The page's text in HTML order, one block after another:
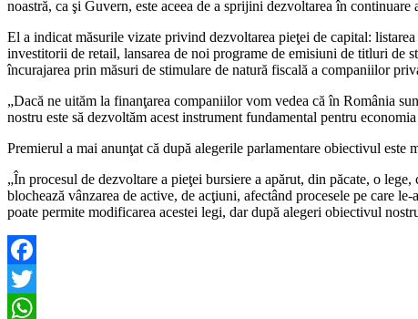
noastră, ca şi Guvern, este aceea de a sprijini dezvoltarea în
El a indicat măsurile vizate privind dezvoltarea pieţei de capital:
investitorii de retail, lansarea de noi programe de emisiuni de titluri de
încurajarea prin măsuri de stimulare de natură fiscală a companiilor
„Dacă ne uităm la finanţarea companiilor vom vedea că în România
nostru este să dezvoltăm acest instrument fundamental pentru
Premierul a mai anunţat că după alegerile parlamentare obiectivul este
„În procesul de dezvoltare a pieţei bursiere a apărut, din păcate, o
blochează vânzarea de active, de acţiuni, afectând procesele pe care
poate permite modificarea acestei legi, dar după alegeri obiectivul
Facebook
Twitter